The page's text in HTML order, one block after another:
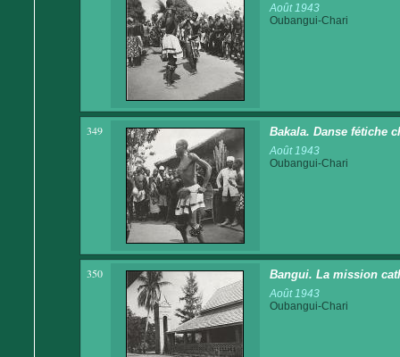
Août 1943
Oubangui-Chari
349 Bakala. Danse fétiche
Août 1943
Oubangui-Chari
350 Bangui. La mission
Août 1943
Oubangui-Chari